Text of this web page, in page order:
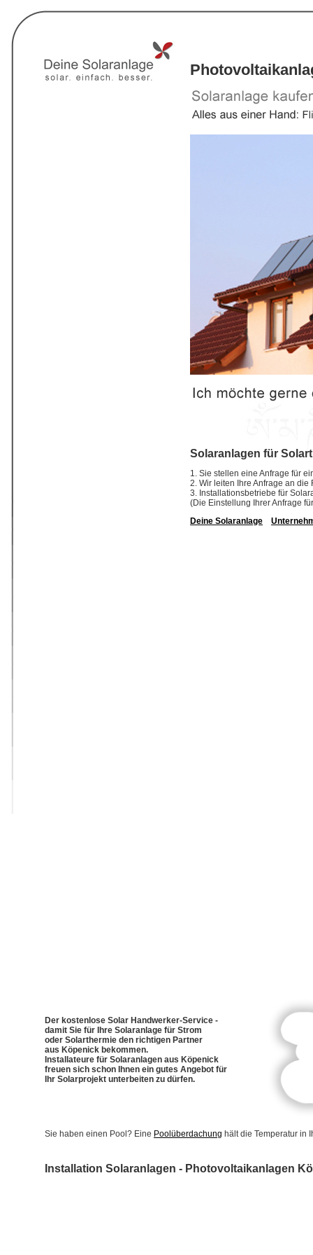
Solaranlagen für
1. Sie stellen eine Anfrage für
2. Wir leiten Ihre Anfrage an
3. Installationsbetriebe für
(Die Einstellung Ihrer Anfrage
Deine Solaranlage
Der kostenlose Solar Handwerker-Service -
damit Sie für Ihre Solaranlage für Strom
oder Solarthermie den richtigen Partner
aus Köpenick bekommen.
Installateure für Solaranlagen aus Köpenick
freuen sich schon Ihnen ein gutes Angebot für
Ihr Solarprojekt unterbeiten zu dürfen.
Sie haben einen Pool? Eine Poolüberdachung hält die Temperatur in
Installation Solaranlagen - Photovoltaikanlagen